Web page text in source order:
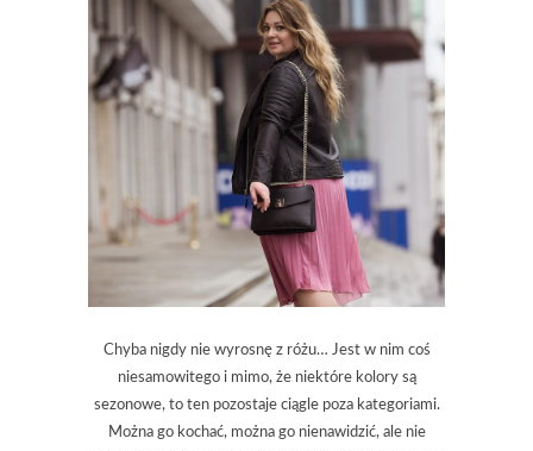
Chyba nigdy nie wyrosnę z różu… Jest w nim coś
niesamowitego i mimo, że niektóre kolory są
sezonowe, to ten pozostaje ciągle poza kategoriami.
Można go kochać, można go nienawidzić, ale nie